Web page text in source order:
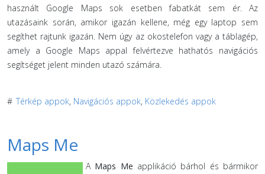
használt Google Maps sok esetben fabatkát sem ér. Az
utazásaink során, amikor igazán kellene, még egy laptop sem
segíthet rajtunk igazán. Nem úgy az okostelefon vagy a táblagép,
amely a Google Maps appal felvértezve hathatós navigációs
segítséget jelent minden utazó számára.
# Térkép appok, Navigációs appok, Közlekedés appok
Maps Me
A Maps Me applikáció bárhol és bármikor